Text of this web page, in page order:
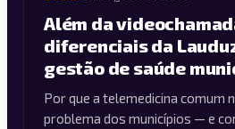
Além da
diferenciais da
gestão de saúde
Por que a telemedicina comum
problema dos municípios — e